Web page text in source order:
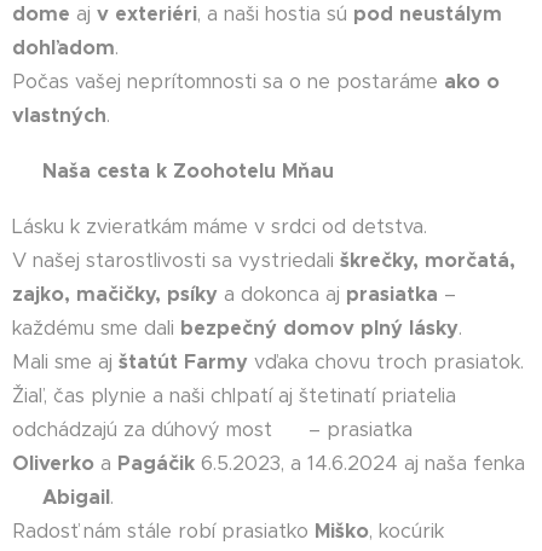
dome aj v exteriéri, a naši hostia sú pod neustálym
dohľadom.
Počas vašej neprítomnosti sa o ne postaráme ako o
vlastných. 💖
Naša cesta k Zoohotelu Mňau
Lásku k zvieratkám máme v srdci od detstva.
V našej starostlivosti sa vystriedali škrečky, morčatá,
zajko, mačičky, psíky a dokonca aj prasiatka –
každému sme dali bezpečný domov plný lásky.
Mali sme aj štatút Farmy vďaka chovu troch prasiatok.
Žiaľ, čas plynie a naši chlpatí aj štetinatí priatelia
odchádzajú za dúhový most 🌈 – prasiatka 🐷🐷
Oliverko a Pagáčik 6.5.2023, a 14.6.2024 aj naša fenka
Abigail.
Radosť nám stále robí prasiatko Miško, kocúrik